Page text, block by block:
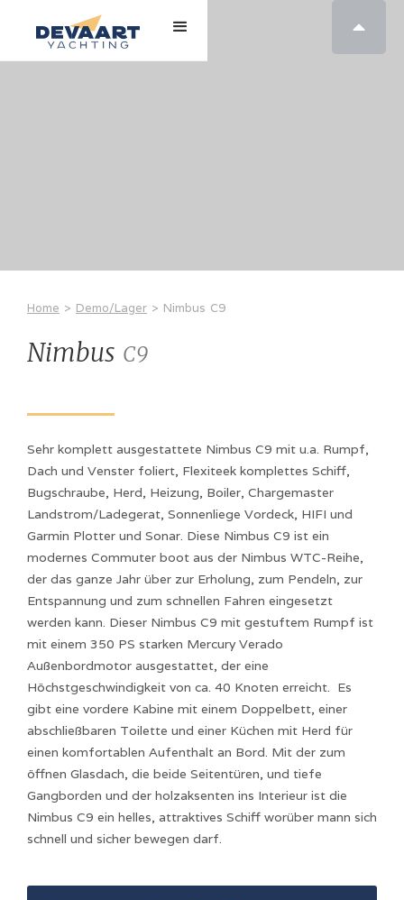

Home > Demo/Lager > Nimbus C9
Nimbus C9
Sehr komplett ausgestattete Nimbus C9 mit u.a. Rumpf,
Dach und Venster foliert, Flexiteek komplettes Schiff,
Bugschraube, Herd, Heizung, Boiler, Chargemaster
Landstrom/Ladegerat, Sonnenliege Vordeck, HIFI und
Garmin Plotter und Sonar. Diese Nimbus C9 ist ein
modernes Commuter boot aus der Nimbus WTC-Reihe,
der das ganze Jahr über zur Erholung, zum Pendeln, zur
Entspannung und zum schnellen Fahren eingesetzt
werden kann. Dieser Nimbus C9 mit gestuftem Rumpf ist
mit einem 350 PS starken Mercury Verado
Außenbordmotor ausgestattet, der eine
Höchstgeschwindigkeit von ca. 40 Knoten erreicht. Es
gibt eine vordere Kabine mit einem Doppelbett, einer
abschließbaren Toilette und einer Küchen mit Herd für
einen komfortablen Aufenthalt an Bord. Mit der zum
öffnen Glasdach, die beide Seitentüren, und tiefe
Gangborden und der holzaksenten ins Interieur ist die
Nimbus C9 ein helles, attraktives Schiff worüber mann sich
schnell und sicher bewegen darf.